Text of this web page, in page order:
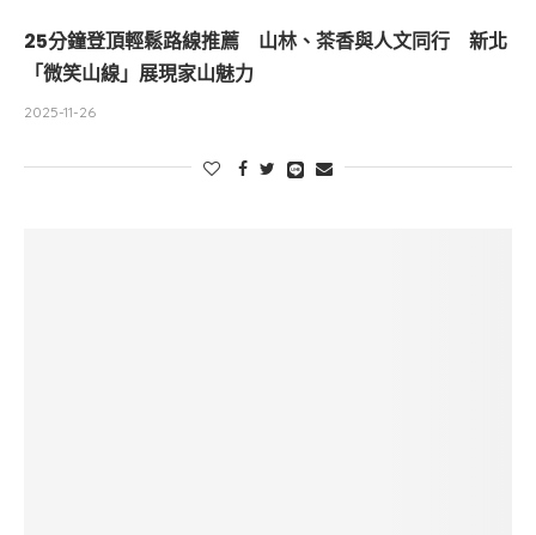
25分鐘登頂輕鬆路線推薦 山林、茶香與人文同行 新北
「微笑山線」展現家山魅力
2025-11-26